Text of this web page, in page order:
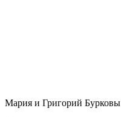
Мария и Григорий Бурковы